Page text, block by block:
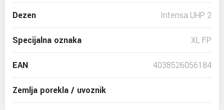
Dezen Intensa UHP 2
Specijalna oznaka XL FP
EAN 4038526056184
Zemlja porekla / uvoznik